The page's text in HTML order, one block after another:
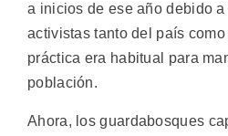
a inicios de ese año debido
activistas tanto del país
práctica era habitual para
población.
Ahora, los guardabosques